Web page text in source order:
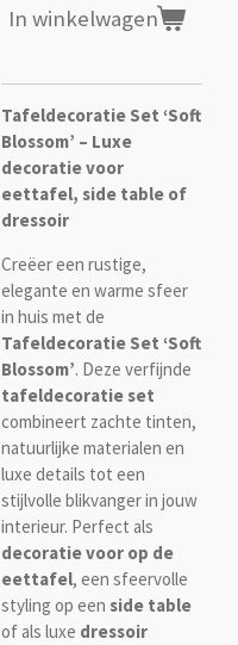
In winkelwagen
Tafeldecoratie Set ‘Soft
Blossom’ – Luxe
decoratie voor
eettafel, side table of
dressoir
Creëer een rustige,
elegante en warme sfeer
in huis met de
Tafeldecoratie Set ‘Soft
Blossom’. Deze verfijnde
tafeldecoratie set
combineert zachte tinten,
natuurlijke materialen en
luxe details tot een
stijlvolle blikvanger in jouw
interieur. Perfect als
decoratie voor op de
eettafel, een sfeervolle
styling op een side table
of als luxe dressoir